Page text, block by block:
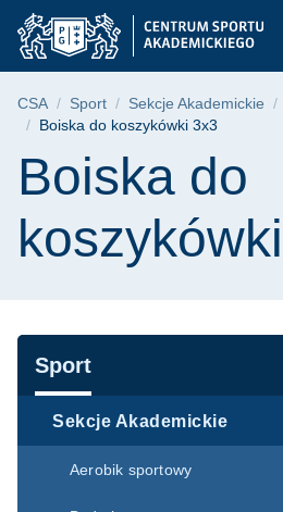
Przejdź
do
menu
Przejdź
do
wyszukiwarki
Przejdź
do
treści
Boiska do
Ścieżka
CSA Sport Sekcje Akademickie
Boiska do koszykówki 3x3
Treść strony
Boiska do
Nawigacja
Sport
Sekcje Akademickie
Aerobik sportowy